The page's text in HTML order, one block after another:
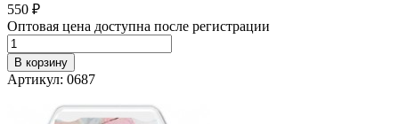
550 ₽
Оптовая цена доступна после регистрации
В корзину
Артикул: 0687